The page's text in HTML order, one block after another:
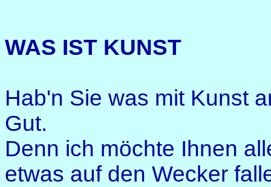
WAS IST KUNST
Hab'n Sie was mit Kunst
Gut.
Denn ich möchte Ihnen
etwas auf den Wecker